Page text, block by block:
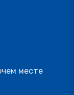
месте